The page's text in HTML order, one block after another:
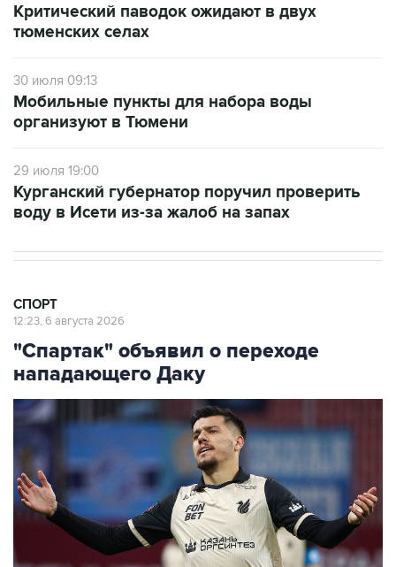
Критический паводок ожидают в двух
тюменских селах
30 июля 09:13
Мобильные пункты для набора воды
организуют в Тюмени
29 июля 19:00
Курганский губернатор поручил проверить
воду в Исети из-за жалоб на запах
СПОРТ
12:23, 6 августа 2026
"Спартак" объявил о переходе
нападающего Даку